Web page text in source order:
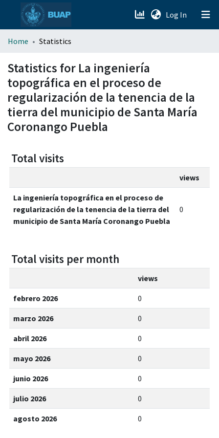
Log In (current)
menu.section.about_menu
All of DSpace
Home Statistics
Statistics for La ingeniería
topográfica en el proceso de
regularización de la tenencia de la
tierra del municipio de Santa María
Coronango Puebla
Total visits
views
La ingeniería topográfica en el proceso de
regularización de la tenencia de la tierra del
municipio de Santa María Coronango Puebla
0
Total visits per month
views
febrero 2026 0
marzo 2026 0
abril 2026 0
mayo 2026 0
junio 2026 0
julio 2026 0
agosto 2026 0